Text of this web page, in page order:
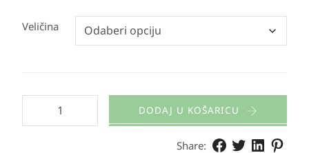
Veličina
DODAJ U KOŠARICU
Share: